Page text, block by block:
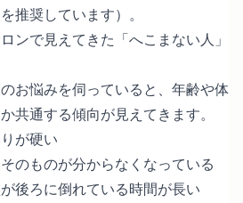
推奨しています）。
ンで見えてきた「へこまない人」
お悩みを伺っていると、年齢や体
共通する傾向が見えてきます。
が硬い
のものが分からなくなっている
後ろに倒れている時間が長い